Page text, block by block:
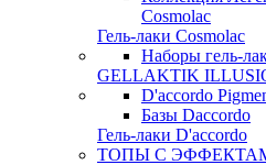
Cosmolac
Гель-лаки Cosmolac
Наборы гель-
GELLAKTIK
D'accordo
Базы Daccordo
Гель-лаки D'accordo
ТОПЫ С